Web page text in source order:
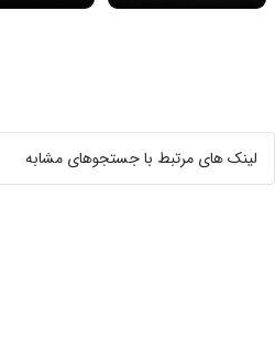
لینک های مرتبط با جستجوهای مشابه